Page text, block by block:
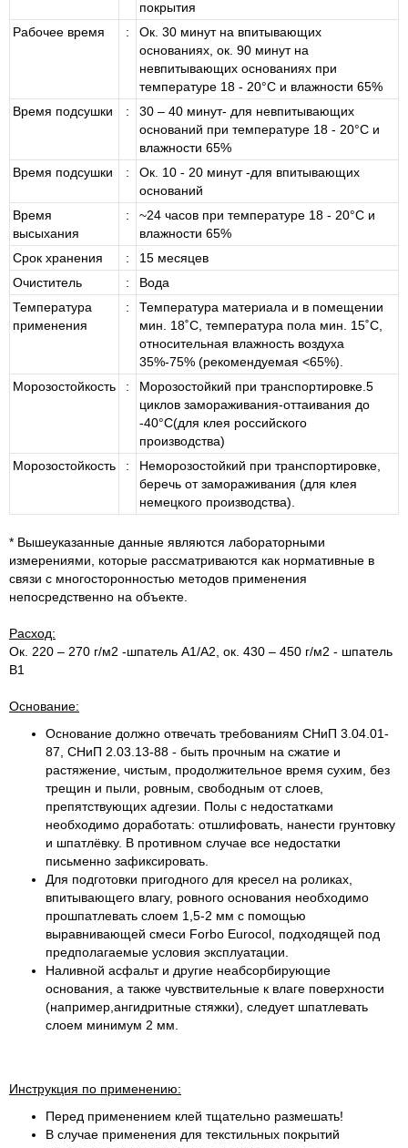
покрытия
Рабочее время
:
Ок. 30 минут на впитывающих
основаниях, ок. 90 минут на
невпитывающих основаниях при
температуре 18 - 20°C и влажности 65%
Время подсушки
:
30 – 40 минут- для невпитывающих
оснований при температуре 18 - 20°C и
влажности 65%
Время подсушки
:
Ок. 10 - 20 минут -для впитывающих
оснований
Время
высыхания
:
~24 часов при температуре 18 - 20°C и
влажности 65%
Срок хранения
:
15 месяцев
Очиститель
:
Вода
Температура
применения
:
Температура материала и в помещении
мин. 18˚С, температура пола мин. 15˚С,
относительная влажность воздуха
35%-75% (рекомендуемая <65%).
Морозостойкость
:
Морозостойкий при транспортировке.5
циклов замораживания-оттаивания до
-40°С(для клея российского
производства)
Морозостойкость
:
Неморозостойкий при транспортировке,
беречь от замораживания (для клея
немецкого производства).
* Вышеуказанные данные являются лабораторными
измерениями, которые рассматриваются как нормативные в
связи с многосторонностью методов применения
непосредственно на объекте.
Расход:
Ок. 220 – 270 г/м2 -шпатель А1/А2, ок. 430 – 450 г/м2 - шпатель
В1
Основание:
Основание должно отвечать требованиям СНиП 3.04.01-
87, СНиП 2.03.13-88 - быть прочным на сжатие и
растяжение, чистым, продолжительное время сухим, без
трещин и пыли, ровным, свободным от слоев,
препятствующих адгезии. Полы с недостатками
необходимо доработать: отшлифовать, нанести грунтовку
и шпатлёвку. В противном случае все недостатки
письменно зафиксировать.
Для подготовки пригодного для кресел на роликах,
впитывающего влагу, ровного основания необходимо
прошпатлевать слоем 1,5-2 мм с помощью
выравнивающей смеси Forbo Eurocol, подходящей под
предполагаемые условия эксплуатации.
Наливной асфальт и другие неабсорбирующие
основания, а также чувствительные к влаге поверхности
(например,ангидритные стяжки), следует шпатлевать
слоем минимум 2 мм.
Инструкция по применению:
Перед применением клей тщательно размешать!
В случае применения для текстильных покрытий